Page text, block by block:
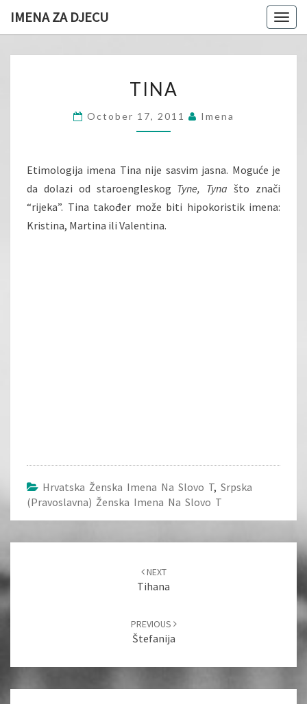
IMENA ZA DJECU
TINA
October 17, 2011 Imena
Etimologija imena Tina nije sasvim jasna. Moguće je
da dolazi od staroengleskog Tyne, Tyna što znači
“rijeka”. Tina također može biti hipokoristik imena:
Kristina, Martina ili Valentina.
Hrvatska Ženska Imena Na Slovo T, Srpska
(pravoslavna) Ženska Imena Na Slovo T
NEXT
Tihana
PREVIOUS
Štefanija